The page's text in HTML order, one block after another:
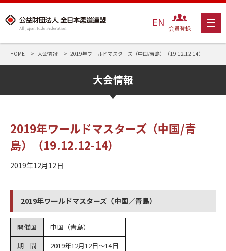
EN 会員登録
HOME 大会情報 2019年ワールドマスターズ（中国/青島）（19.12.12-14）
大会情報
2019年ワールドマスターズ（中国/青
島）（19.12.12-14）
2019年12月12日
2019年ワールドマスターズ（中国／青島）
開催国
中国（青島）
期 間
2019年12月12日～14日